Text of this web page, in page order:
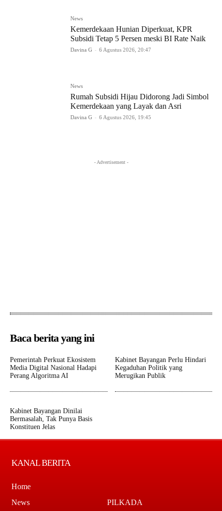
News
Kemerdekaan Hunian Diperkuat, KPR
Subsidi Tetap 5 Persen meski BI Rate Naik
Davina G - 6 Agustus 2026, 20:47
News
Rumah Subsidi Hijau Didorong Jadi Simbol
Kemerdekaan yang Layak dan Asri
Davina G - 6 Agustus 2026, 19:45
- Advertisement -
Baca berita yang ini
Pemerintah Perkuat Ekosistem
Media Digital Nasional Hadapi
Perang Algoritma AI
Kabinet Bayangan Perlu Hindari
Kegaduhan Politik yang
Merugikan Publik
Kabinet Bayangan Dinilai
Bermasalah, Tak Punya Basis
Konstituen Jelas
KANAL BERITA
Home
News
PILKADA